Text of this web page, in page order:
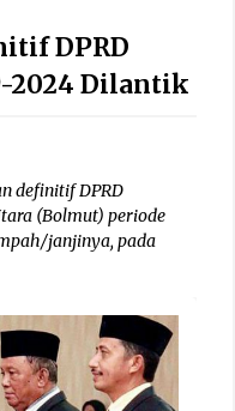
DPRD
2024 Dilantik
definitif DPRD
(Bolmut) periode
janjinya, pada